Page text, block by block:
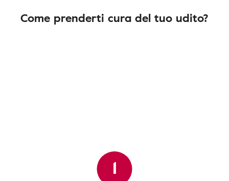
Come prenderti cura del tuo udito?
1